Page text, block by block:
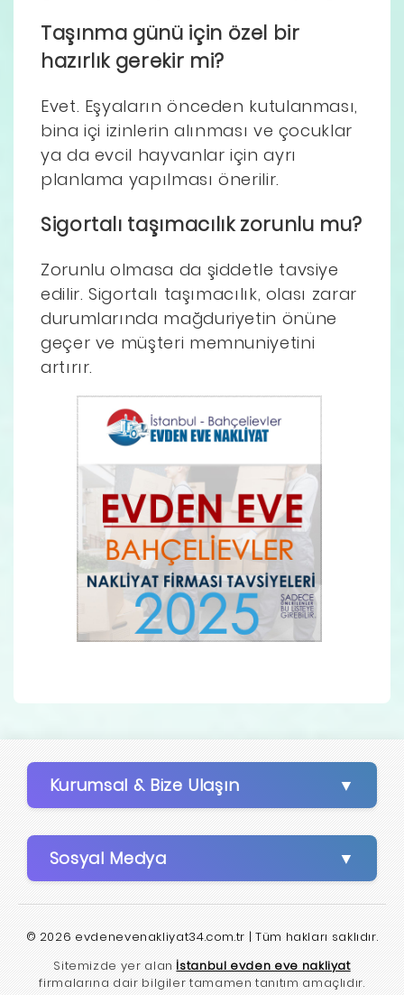
Taşınma günü için özel bir
hazırlık gerekir mi?
Evet. Eşyaların önceden kutulanması,
bina içi izinlerin alınması ve çocuklar
ya da evcil hayvanlar için ayrı
planlama yapılması önerilir.
Sigortalı taşımacılık zorunlu mu?
Zorunlu olmasa da şiddetle tavsiye
edilir. Sigortalı taşımacılık, olası zarar
durumlarında mağduriyetin önüne
geçer ve müşteri memnuniyetini
artırır.
Kurumsal & Bize Ulaşın
Sosyal Medya
© 2026 evdenevenakliyat34.com.tr | Tüm hakları saklıdır.
Sitemizde yer alan İstanbul evden eve nakliyat
firmalarına dair bilgiler tamamen tanıtım amaçlıdır.